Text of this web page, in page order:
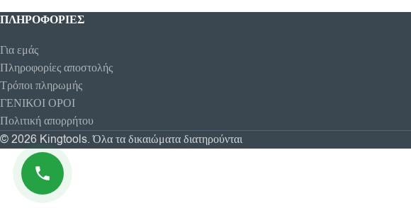
ΠΡΟΣΘΉΚΗ ΣΤΟ ΚΑΛΆΘΙ ΠΡΟΣΘΉΚΗ ΣΤΟ ΚΑΛΆΘΙ
ΠΛΗΡΟΦΟΡΊΕΣ
Για εμάς
Πληροφορίες αποστολής
Τρόποι πληρωμής
ΓΕΝΙΚΟΙ ΟΡΟΙ
Πολιτική απορρήτου
© 2026 Kingtools. Όλα τα δικαιώματα διατηρούνται